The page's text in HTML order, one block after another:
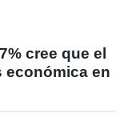
cree que el
económica en